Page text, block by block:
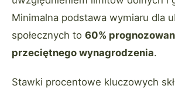
Minimalna podstawa wymiaru dla
społecznych to 60%
przeciętnego wynagrodzenia.
Stawki procentowe kluczowych